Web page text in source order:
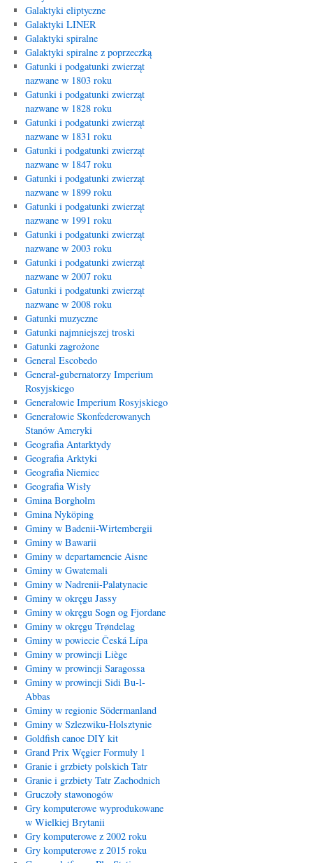
Galaktyki eliptyczne
Galaktyki LINER
Galaktyki spiralne
Galaktyki spiralne z poprzeczką
Gatunki i podgatunki zwierząt
nazwane w 1803 roku
Gatunki i podgatunki zwierząt
nazwane w 1828 roku
Gatunki i podgatunki zwierząt
nazwane w 1831 roku
Gatunki i podgatunki zwierząt
nazwane w 1847 roku
Gatunki i podgatunki zwierząt
nazwane w 1899 roku
Gatunki i podgatunki zwierząt
nazwane w 1991 roku
Gatunki i podgatunki zwierząt
nazwane w 2003 roku
Gatunki i podgatunki zwierząt
nazwane w 2007 roku
Gatunki i podgatunki zwierząt
nazwane w 2008 roku
Gatunki muzyczne
Gatunki najmniejszej troski
Gatunki zagrożone
General Escobedo
Generał-gubernatorzy Imperium
Rosyjskiego
Generałowie Imperium Rosyjskiego
Generałowie Skonfederowanych
Stanów Ameryki
Geografia Antarktydy
Geografia Arktyki
Geografia Niemiec
Geografia Wisły
Gmina Borgholm
Gmina Nyköping
Gminy w Badenii-Wirtembergii
Gminy w Bawarii
Gminy w departamencie Aisne
Gminy w Gwatemali
Gminy w Nadrenii-Palatynacie
Gminy w okręgu Jassy
Gminy w okręgu Sogn og Fjordane
Gminy w okręgu Trøndelag
Gminy w powiecie Česká Lípa
Gminy w prowincji Liège
Gminy w prowincji Saragossa
Gminy w prowincji Sidi Bu-l-
Abbas
Gminy w regionie Södermanland
Gminy w Szlezwiku-Holsztynie
Goldfish canoe DIY kit
Grand Prix Węgier Formuły 1
Granie i grzbiety polskich Tatr
Granie i grzbiety Tatr Zachodnich
Gruczoły stawonogów
Gry komputerowe wyprodukowane
w Wielkiej Brytanii
Gry komputerowe z 2002 roku
Gry komputerowe z 2015 roku